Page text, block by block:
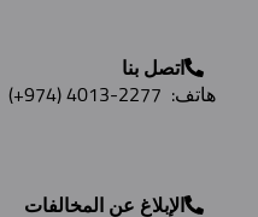
اتصل بنا
هاتف: (+974) 4013-2277
الإبلاغ عن المخالفات